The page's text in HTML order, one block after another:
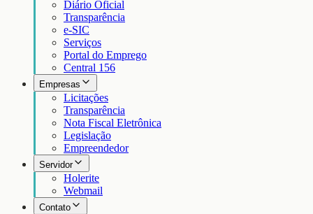
Diário Oficial
Transparência
e-SIC
Serviços
Portal do Emprego
Central 156
Empresas
Licitações
Transparência
Nota Fiscal Eletrônica
Legislação
Empreendedor
Servidor
Holerite
Webmail
Contato